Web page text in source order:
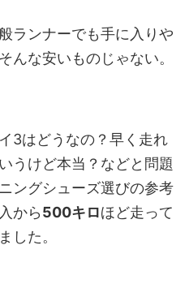
ランナーでも手に入りや
んな安いものじゃない。
3はどうなの？早く走れ
うけど本当？などと問題
ングシューズ選びの参考
から500キロほど走って
した。